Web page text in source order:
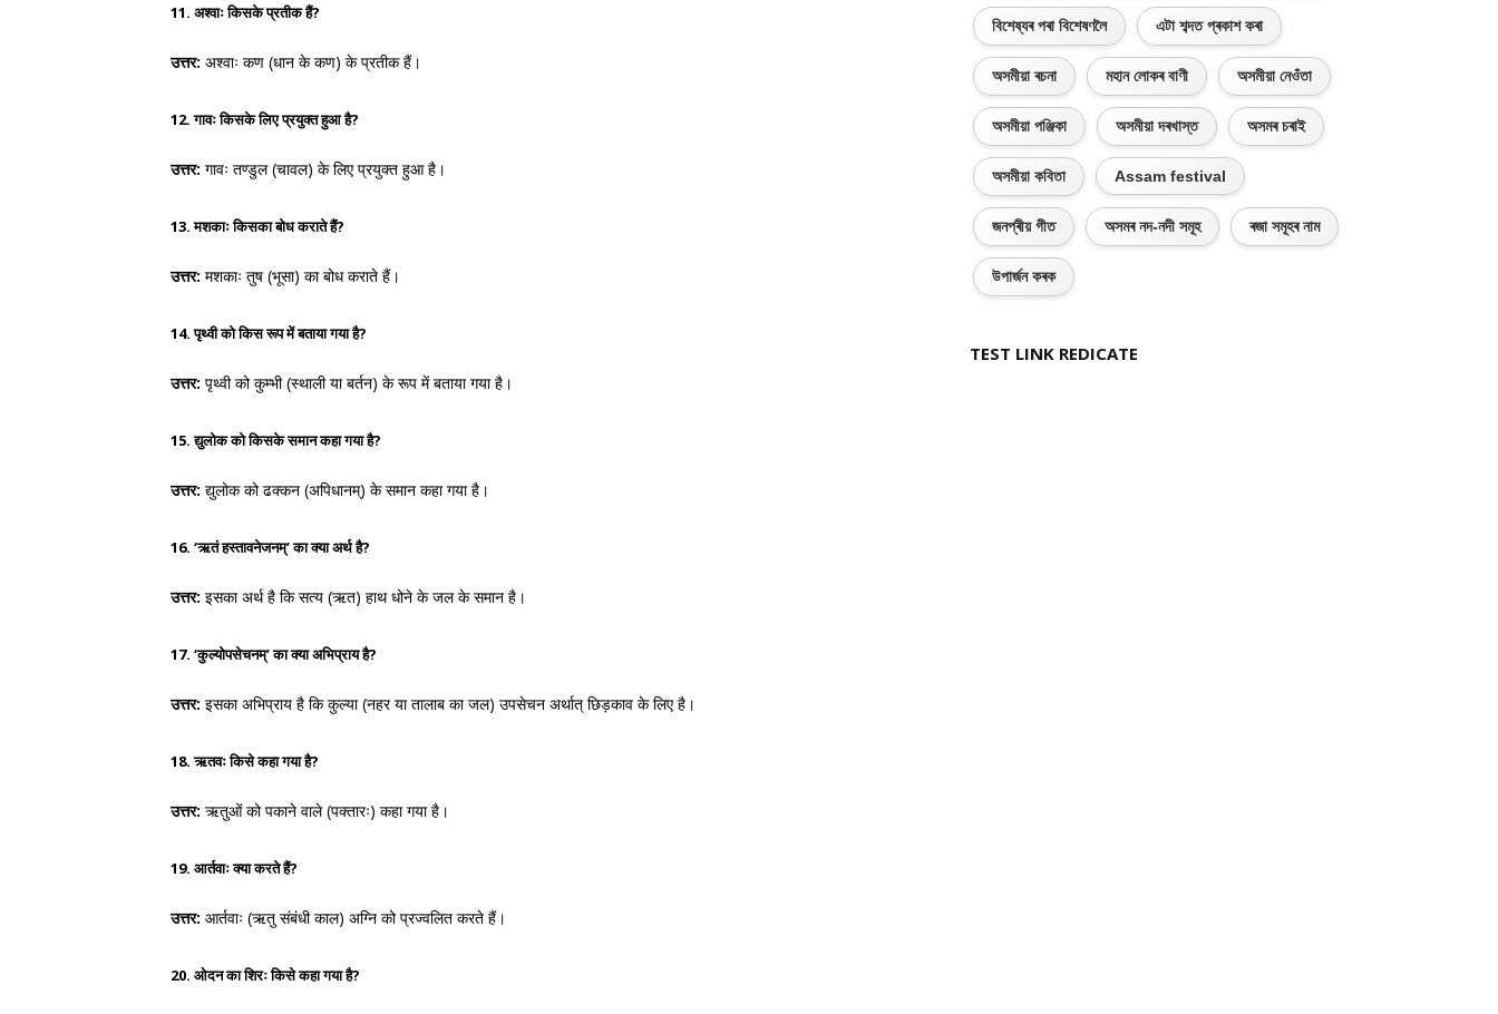
11. अश्वाः किसके प्रतीक हैं?
उत्तर: अश्वाः कण (धान के कण) के प्रतीक हैं।
12. गावः किसके लिए प्रयुक्त हुआ है?
उत्तर: गावः तण्डुल (चावल) के लिए प्रयुक्त हुआ है।
13. मशकाः किसका बोध कराते हैं?
उत्तर: मशकाः तुष (भूसा) का बोध कराते हैं।
14. पृथ्वी को किस रूप में बताया गया है?
उत्तर: पृथ्वी को कुम्भी (स्थाली या बर्तन) के रूप में बताया गया है।
15. द्युलोक को किसके समान कहा गया है?
उत्तर: द्युलोक को ढक्कन (अपिधानम्) के समान कहा गया है।
16. ‘ऋतं हस्तावनेजनम्’ का क्या अर्थ है?
उत्तर: इसका अर्थ है कि सत्य (ऋत) हाथ धोने के जल के समान है।
17. ‘कुल्योपसेचनम्’ का क्या अभिप्राय है?
उत्तर: इसका अभिप्राय है कि कुल्या (नहर या तालाब का जल) उपसेचन अर्थात् छिड़काव के लिए है।
18. ऋतवः किसे कहा गया है?
उत्तर: ऋतुओं को पकाने वाले (पक्तारः) कहा गया है।
19. आर्तवाः क्या करते हैं?
उत्तर: आर्तवाः (ऋतु संबंधी काल) अग्नि को प्रज्वलित करते हैं।
20. ओदन का शिरः किसे कहा गया है?
বিশেষ্যৰ পৰা বিশেষণলৈ এটা শব্দত প্ৰকাশ কৰা
অসমীয়া ৰচনা মহান লোকৰ বাণী অসমীয়া নেওঁতা
অসমীয়া পঞ্জিকা অসমীয়া দৰখাস্ত অসমৰ চৰাই
অসমীয়া কবিতা Assam festival
জনপ্ৰীয় গীত অসমৰ নদ-নদী সমূহ ৰজা সমূহৰ নাম
উপাৰ্জন কৰক
TEST LINK REDICATE